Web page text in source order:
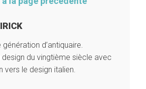
d’antiquaire.
du vingtième siècle avec
vers le design italien.